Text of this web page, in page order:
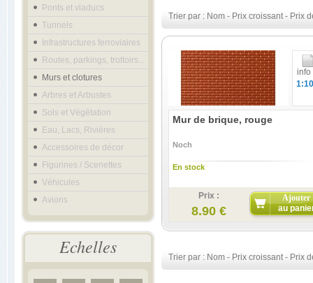
Ponts et viaducs
Tunnels
Infrastructures ferroviaires
Routes, parkings, trottoirs...
Murs et clotures
Arbres et Arbustes
Sols et Végétation
Eau, Lacs, Rivières
Accessoires de décor
Figurines / Scenettes
Véhicules
Avions
Echelles
Trier par : Nom - Prix croissant- Prix
info
Mur de brique, rouge
Noch
En stock
Prix :
8.90 €
Ajouter
au
Trier par : Nom - Prix croissant- Prix